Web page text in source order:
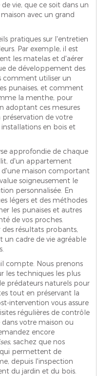
vie, que ce soit dans un
avec un grand
pratiques sur l'entretien
Par exemple, il est
les matelas et d'aérer
de développement des
comment utiliser un
punaises, et comment
la menthe, pour
adoptant ces mesures
préservation de votre
en bois et
approfondie de chaque
lit, d'un appartement
d'une maison comportant
soigneusement le
personnalisée. En
légers et des méthodes
les punaises et autres
de vos proches.
résultats probants,
cadre de vie agréable
compte. Nous prenons
les techniques les plus
prédateurs naturels pour
tout en préservant la
intervention vous assure
régulières de contrôle
votre maison ou
encore
, sachez que nos
permettent de
depuis l'inspection
du jardin et du bois.